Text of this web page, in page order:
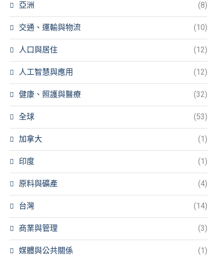
亞洲 (8)
交通、運輸與物流 (10)
人口與居住 (12)
人工智慧與應用 (12)
健康、照護與醫療 (32)
全球 (53)
加拿大 (1)
印度 (1)
原料與礦產 (4)
台灣 (14)
商業與管理 (3)
媒體與公共關係 (1)